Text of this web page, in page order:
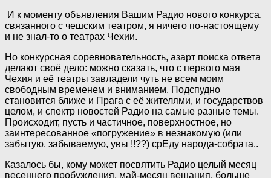
И к моменту объявления Вашим Радио нового конкурса,
связанного с чешским театром, я ничего по-настоящему
и не знал-то о театрах Чехии.
Но конкурсная соревновательность, азарт поиска ответа
делают своё дело: можно сказать, что с первого мая
Чехия и её театры завладели чуть не всем моим
свободным временем и вниманием. Подспудно
становится ближе и Прага с её жителями, и государствов
целом, и спектр новостей Радио на самые разные темы.
Происходит, пусть и частичное, поверхностное, но
заинтересованное «погружение» в незнакомую (или
забытую. забываемую, увы !!??) срЕду народа-собрата..
Казалось бы, кому может посвятить Радио целый месяц
весеннего пробуждения, май-месяц вещания, больше